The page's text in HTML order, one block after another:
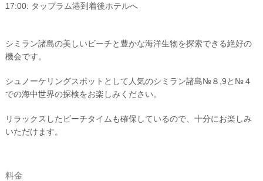
17:00: タップラム港到着後ホテルへ
シミラン諸島の美しいビーチと豊かな海洋生物を探索できる絶好の
機会です。
シュノーケリングスポットとして人気のシミラン諸島№８,9と№４
での海中世界の探検をお楽しみください。
リラックスしたビーチタイムも確保しているので、十分にお楽しみ
いただけます。
料金